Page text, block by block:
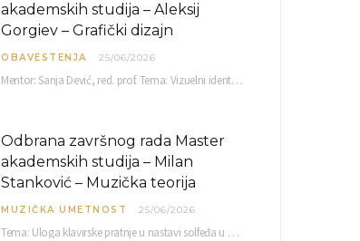
akademskih studija – Aleksij
Gorgiev – Grafički dizajn
OBAVESTENJA 25/06/2026
Mentor: Sanja Dević, red. prof. Tema: Vizuelni identitet linije nutricionističkih proizvoda Vita+: Od ambalaže do multimedijalne komunikacije Petak, 03. 07.…
Odbrana završnog rada Master
akademskih studija – Milan
Stanković – Muzička teorija
MUZIČKA UMETNOST 25/06/2026
Tema: Uloga klavirske pratnje u nastavi solfeđa u prvom ciklusu osnovne muzičke škole Mentor…